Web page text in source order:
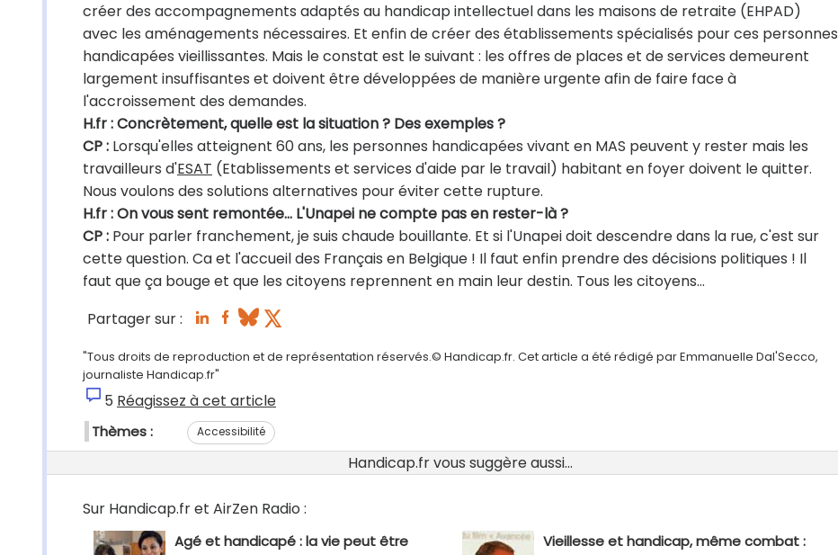
créer des accompagnements adaptés au handicap intellectuel dans les maisons de retraite (EHPAD)
avec les aménagements nécessaires. Et enfin de créer des établissements spécialisés pour ces personnes
handicapées vieillissantes. Mais le constat est le suivant : les offres de places et de services demeurent
largement insuffisantes et doivent être développées de manière urgente afin de faire face à
l'accroissement des demandes.
H.fr : Concrètement, quelle est la situation ? Des exemples ?
CP : Lorsqu'elles atteignent 60 ans, les personnes handicapées vivant en MAS peuvent y rester mais les
travailleurs d'ESAT (Etablissements et services d'aide par le travail) habitant en foyer doivent le quitter.
Nous voulons des solutions alternatives pour éviter cette rupture.
H.fr : On vous sent remontée… L'Unapei ne compte pas en rester-là ?
CP : Pour parler franchement, je suis chaude bouillante. Et si l'Unapei doit descendre dans la rue, c'est sur
cette question. Ca et l'accueil des Français en Belgique ! Il faut enfin prendre des décisions politiques ! Il
faut que ça bouge et que les citoyens reprennent en main leur destin. Tous les citoyens…
Partager sur :
"Tous droits de reproduction et de représentation réservés.© Handicap.fr. Cet article a été rédigé par Emmanuelle Dal'Secco,
journaliste Handicap.fr"
5 Réagissez à cet article
Thèmes : Accessibilité
Handicap.fr vous suggère aussi...
Sur Handicap.fr et AirZen Radio :
Agé et handicapé : la vie peut être
Vieillesse et handicap, même combat :